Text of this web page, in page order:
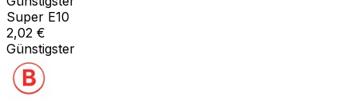
Super E10
2,02 €
Günstigster